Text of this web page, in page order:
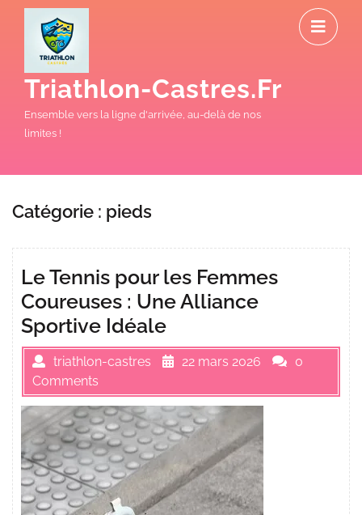
Triathlon-Castres.fr
Ensemble vers la ligne d'arrivée, au-delà de nos
limites !
Catégorie : pieds
Le Tennis pour les Femmes
Coureuses : Une Alliance
Sportive Idéale
triathlon-castres 22 mars 2026
0
Comments